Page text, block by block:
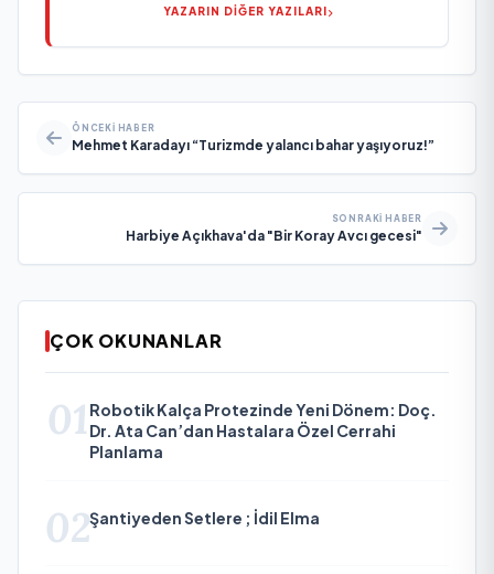
YAZARIN DİĞER YAZILARI
ÖNCEKI HABER
Mehmet Karadayı “Turizmde yalancı bahar yaşıyoruz!”
SONRAKI HABER
Harbiye Açıkhava'da "Bir Koray Avcı gecesi"
ÇOK OKUNANLAR
01 Robotik Kalça Protezinde Yeni Dönem: Doç.
Dr. Ata Can’dan Hastalara Özel Cerrahi
Planlama
02Şantiyeden Setlere ; İdil Elma